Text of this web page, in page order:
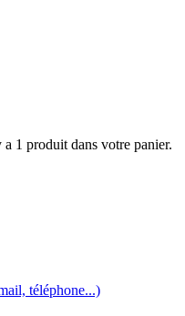
a 1 produit dans votre panier.
téléphone...)